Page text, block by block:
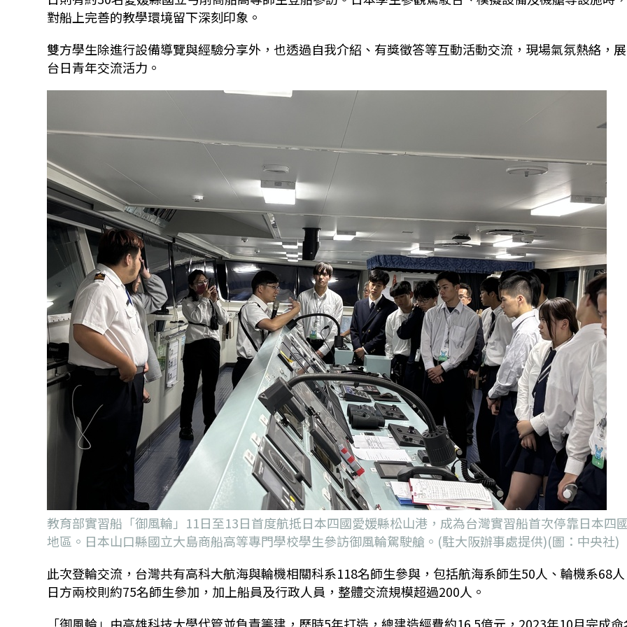
對船上完善的教學環境留下深刻印象。
雙方學生除進行設備導覽與經驗分享外，也透過自我介紹、有獎徵答等互動活動交流，現場氣氛熱絡，
台日青年交流活力。
教育部實習船「御風輪」11日至13日首度航抵日本四國愛媛縣松山港，成為台灣實習船首次停靠日本四
地區。日本山口縣國立大島商船高等專門學校學生參訪御風輪駕駛艙。(駐大阪辦事處提供)(圖：中央社)
此次登輪交流，台灣共有高科大航海與輪機相關科系118名師生參與，包括航海系師生50人、輪機系68
日方兩校則約75名師生參加，加上船員及行政人員，整體交流規模超過200人。